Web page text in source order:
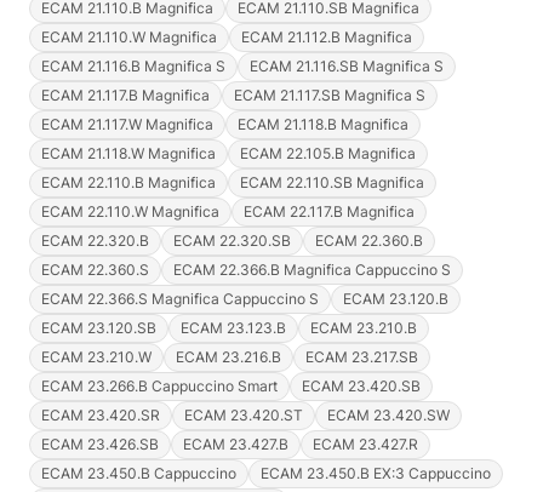
ECAM 21.110.B Magnifica
ECAM 21.110.SB Magnifica
ECAM 21.110.W Magnifica
ECAM 21.112.B Magnifica
ECAM 21.116.B Magnifica S
ECAM 21.116.SB Magnifica S
ECAM 21.117.B Magnifica
ECAM 21.117.SB Magnifica S
ECAM 21.117.W Magnifica
ECAM 21.118.B Magnifica
ECAM 21.118.W Magnifica
ECAM 22.105.B Magnifica
ECAM 22.110.B Magnifica
ECAM 22.110.SB Magnifica
ECAM 22.110.W Magnifica
ECAM 22.117.B Magnifica
ECAM 22.320.B
ECAM 22.320.SB
ECAM 22.360.B
ECAM 22.360.S
ECAM 22.366.B Magnifica Cappuccino S
ECAM 22.366.S Magnifica Cappuccino S
ECAM 23.120.B
ECAM 23.120.SB
ECAM 23.123.B
ECAM 23.210.B
ECAM 23.210.W
ECAM 23.216.B
ECAM 23.217.SB
ECAM 23.266.B Cappuccino Smart
ECAM 23.420.SB
ECAM 23.420.SR
ECAM 23.420.ST
ECAM 23.420.SW
ECAM 23.426.SB
ECAM 23.427.B
ECAM 23.427.R
ECAM 23.450.B Cappuccino
ECAM 23.450.B EX:3 Cappuccino